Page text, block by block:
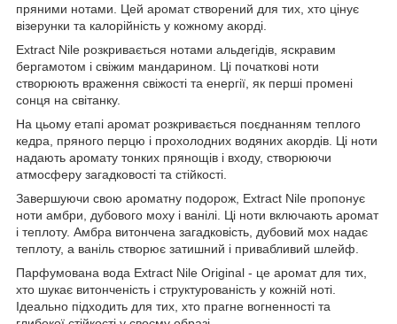
пряними нотами. Цей аромат створений для тих, хто цінує
візерунки та калорійність у кожному акорді.
Extract Nile розкривається нотами альдегідів, яскравим
бергамотом і свіжим мандарином. Ці початкові ноти
створюють враження свіжості та енергії, як перші промені
сонця на світанку.
На цьому етапі аромат розкривається поєднанням теплого
кедра, пряного перцю і прохолодних водяних акордів. Ці ноти
надають аромату тонких прянощів і входу, створюючи
атмосферу загадковості та стійкості.
Завершуючи свою ароматну подорож, Extract Nile пропонує
ноти амбри, дубового моху і ванілі. Ці ноти включають аромат
і теплоту. Амбра витончена загадковість, дубовий мох надає
теплоту, а ваніль створює затишний і привабливий шлейф.
Парфумована вода Extract Nile Original - це аромат для тих,
хто шукає витонченість і структурованість у кожній ноті.
Ідеально підходить для тих, хто прагне вогненності та